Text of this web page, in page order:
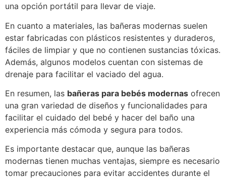
una opción portátil para llevar de viaje.
En cuanto a materiales, las bañeras modernas suelen
estar fabricadas con plásticos resistentes y duraderos,
fáciles de limpiar y que no contienen sustancias tóxicas.
Además, algunos modelos cuentan con sistemas de
drenaje para facilitar el vaciado del agua.
En resumen, las bañeras para bebés modernas ofrecen
una gran variedad de diseños y funcionalidades para
facilitar el cuidado del bebé y hacer del baño una
experiencia más cómoda y segura para todos.
Es importante destacar que, aunque las bañeras
modernas tienen muchas ventajas, siempre es necesario
tomar precauciones para evitar accidentes durante el